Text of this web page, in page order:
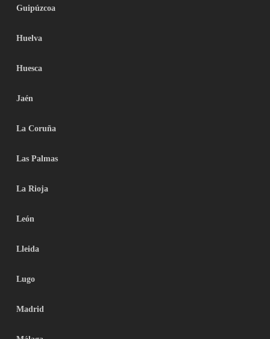
Guipúzcoa
Huelva
Huesca
Jaén
La Coruña
Las Palmas
La Rioja
León
Lleida
Lugo
Madrid